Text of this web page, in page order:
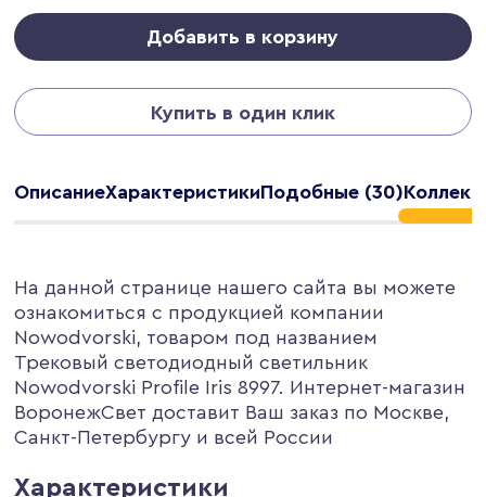
Добавить в корзину
Купить в один клик
ОписаниеХарактеристикиПодобные (30)
На данной странице нашего сайта вы можете
ознакомиться с продукцией компании
Nowodvorski, товаром под названием
Трековый светодиодный светильник
Nowodvorski Profile Iris 8997. Интернет-магазин
ВоронежСвет доставит Ваш заказ по Москве,
Санкт-Петербургу и всей России
Характеристики